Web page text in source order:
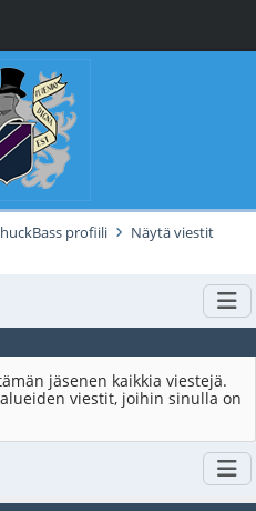
profiili
Näytä viestit
jäsenen kaikkia viestejä.
viestit, joihin sinulla on